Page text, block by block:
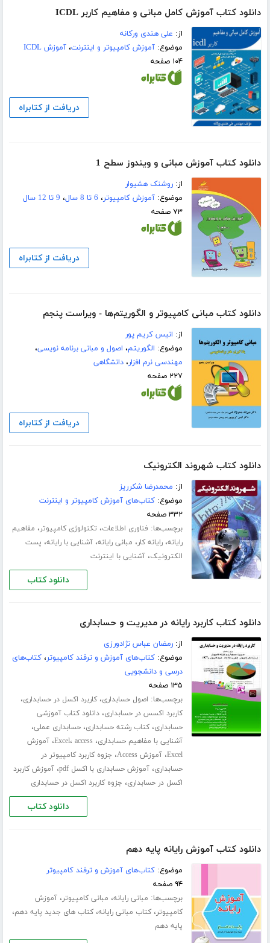
دانلود کتاب آموزش کامل مبانی و مفاهیم کاربر ICDL
از: علی هندی ورکانه
موضوع:آموزش کامپیوتر و اینترنت،آموزش ICDL
۱۰۴ صفحه
دریافت از کتابراه
دانلود کتاب آموزش مبانی و ویندوز سطح 1
از:روشنک هشیوار
موضوع:آموزش کامپیوتر، 6 تا 8 سال ، 9 تا 12 سال
۷۳ صفحه
دریافت از کتابراه
دانلود کتاب مبانی کامپیوتر و الگوریتم‌ها - ویراست پنجم
از: انیس کریم پور
موضوع: الگوریتم، اصول و مبانی برنامه نویسی،
مهندسی نرم افزار،دانشگاهی
۲۲۷ صفحه
دریافت از کتابراه
دانلود کتاب شهروند الکترونیک
از: محمدرضا شکرریز
موضوع:کتاب‌های آموزش کامپیوتر و اینترنت
۳۳۲ صفحه
برچسب‌ها: فناوری اطلاعات، تکنولوژی کامپیوتر، مفاهیم
رایانه،رایانه کار، مبانی رایانه،آشنایی با رایانه، پست
الکترونیک،آشنایی با اینترنت
دانلود کتاب
دانلود کتاب کاربرد رایانه در مدیریت و حسابداری
از:رمضان عباس نژادورزی
موضوع:کتاب‌های آموزش و ترفند کامپیوتر،کتاب‌های
درسی و دانشجویی
۱۳۵ صفحه
برچسب‌ها: اصول حسابداری،کاربرد اکسل در حسابداری،
کاربرد اکسس در حسابداری،دانلود کتاب آموزشی
حسابداری،کتاب رشته حسابداری،حسابداری عملی،
آشنایی با مفاهیم حسابداری، Excel، access ،آموزش
Excel،آموزش Access ، جزوه کاربرد کامپیوتر در
حسابداری،آموزش حسابداری با اکسل pdf ،آموزش کاربرد
اکسل در حسابداری، جزوه کاربرد اکسل در حسابداری
دانلود کتاب
دانلود کتاب آموزش رایانه پایه دهم
موضوع:کتاب‌های آموزش و ترفند کامپیوتر
۹۴ صفحه
برچسب‌ها: مبانی رایانه، مبانی کامپیوتر،آموزش
کامپیوتر،کتاب مبانی رایانه،کتاب های جدید پایه دهم،
پایه دهم